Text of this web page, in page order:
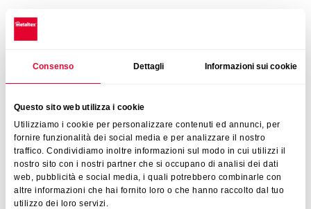
Consenso Dettagli Informazioni sui cookie
Questo sito web utilizza i cookie
Utilizziamo i cookie per personalizzare contenuti ed annunci, per
fornire funzionalità dei social media e per analizzare il nostro
traffico. Condividiamo inoltre informazioni sul modo in cui utilizzi il
nostro sito con i nostri partner che si occupano di analisi dei dati
web, pubblicità e social media, i quali potrebbero combinarle con
altre informazioni che hai fornito loro o che hanno raccolto dal tuo
utilizzo dei loro servizi.
Multi Mats
Onyx